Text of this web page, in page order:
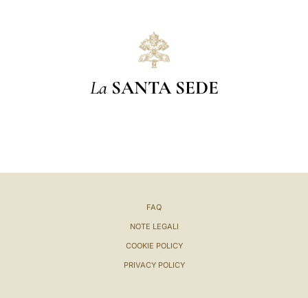
La SANTA SEDE
FAQ
NOTE LEGALI
COOKIE POLICY
PRIVACY POLICY